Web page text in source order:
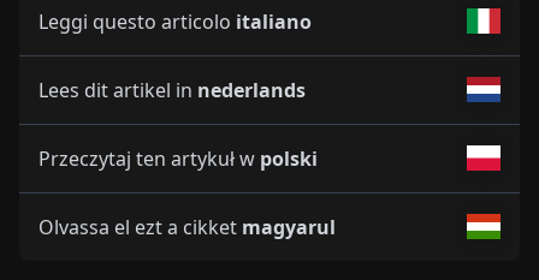
Leggi questo articolo italiano
Lees dit artikel in nederlands
Przeczytaj ten artykuł w polski
Olvassa el ezt a cikket magyarul